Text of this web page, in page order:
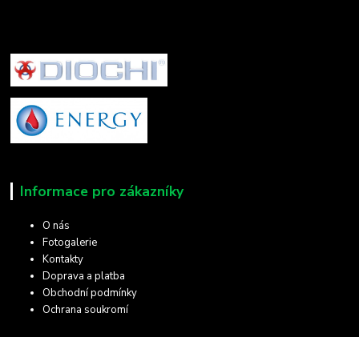
Informace pro zákazníky
O nás
Fotogalerie
Kontakty
Doprava a platba
Obchodní podmínky
Ochrana soukromí